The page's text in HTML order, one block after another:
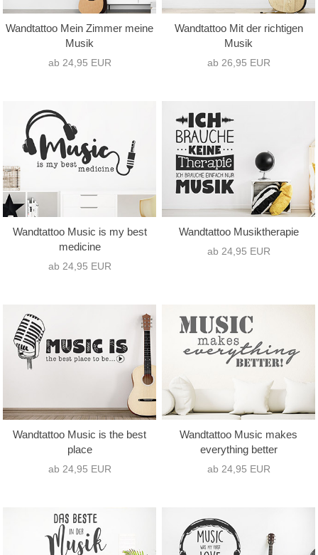
Wandtattoo Mein Zimmer meine
Musik
ab 24,95 EUR
Wandtattoo Mit der richtigen
Musik
ab 26,95 EUR
Wandtattoo Music is my best
medicine
ab 24,95 EUR
Wandtattoo Musiktherapie
ab 24,95 EUR
Wandtattoo Music is the best
place
ab 24,95 EUR
Wandtattoo Music makes
everything better
ab 24,95 EUR